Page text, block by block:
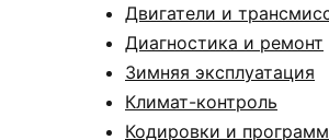
Двигатели и
Диагностика и ремонт
Зимняя эксплуатация
Климат-контроль
Кодировки и